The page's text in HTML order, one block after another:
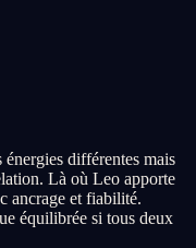
différentes mais
Là où Leo apporte
ancrage et fiabilité.
équilibrée si tous deux